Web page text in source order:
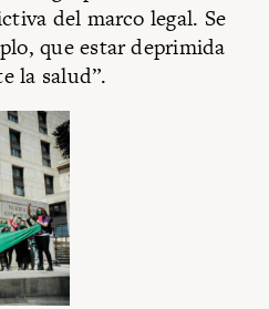
del marco legal. Se
que estar deprimida
la salud”.